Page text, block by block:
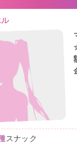
ル
スナック